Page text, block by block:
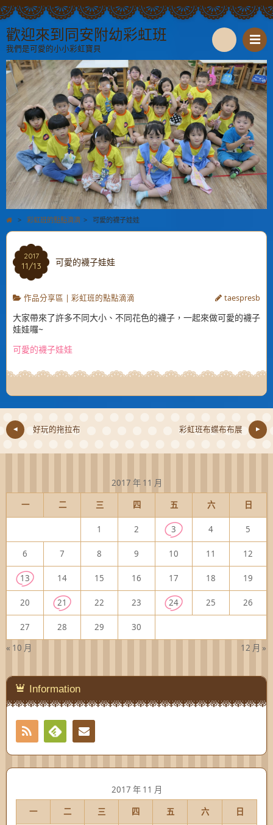
歡迎來到同安附幼彩虹班
我們是可愛的小小彩虹寶貝
S
e
a
r
c
h
> 彩虹班的點點滴滴 > 可愛的襪子娃娃
2017
11/13 可愛的襪子娃娃
作品分享區 | 彩虹班的點點滴滴 taespresb
大家帶來了許多不同大小、不同花色的襪子，一起來做可愛的襪子
娃娃囉~
可愛的襪子娃娃
好玩的拖拉布 彩虹班布蝶布布展
2017 年 11 月
一
二 三 四 五 六 日
« 10 月 12 月 »
1 2 3 4 5
6 7 8 9 10 11 12
13 14 15 16 17 18 19
20 21 22 23 24 25 26
27 28 29 30
Information
RSS
Feedly
2017 年 11 月
一
二 三 四 五 六 日